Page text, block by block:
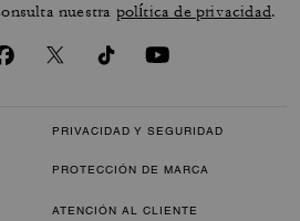
nuestra política de privacidad.
PRIVACIDAD Y SEGURIDAD
PROTECCIÓN DE MARCA
ATENCIÓN AL CLIENTE